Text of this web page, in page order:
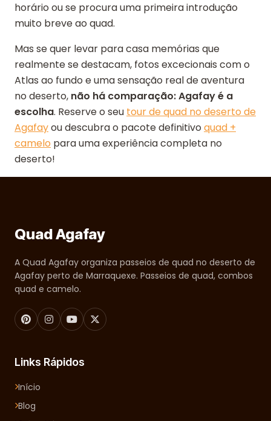
horário ou se procura uma primeira introdução
muito breve ao quad.
Mas se quer levar para casa memórias que
realmente se destacam, fotos excecionais com o
Atlas ao fundo e uma sensação real de aventura
no deserto, não há comparação: Agafay é a
escolha. Reserve o seu tour de quad no deserto de
Agafayou descubra o pacote definitivo quad +
camelo para uma experiência completa no
deserto!
Quad Agafay
A Quad Agafay organiza passeios de quad no deserto de
Agafay perto de Marraquexe. Passeios de quad, combos
quad e camelo.
Links Rápidos
Início
Blog